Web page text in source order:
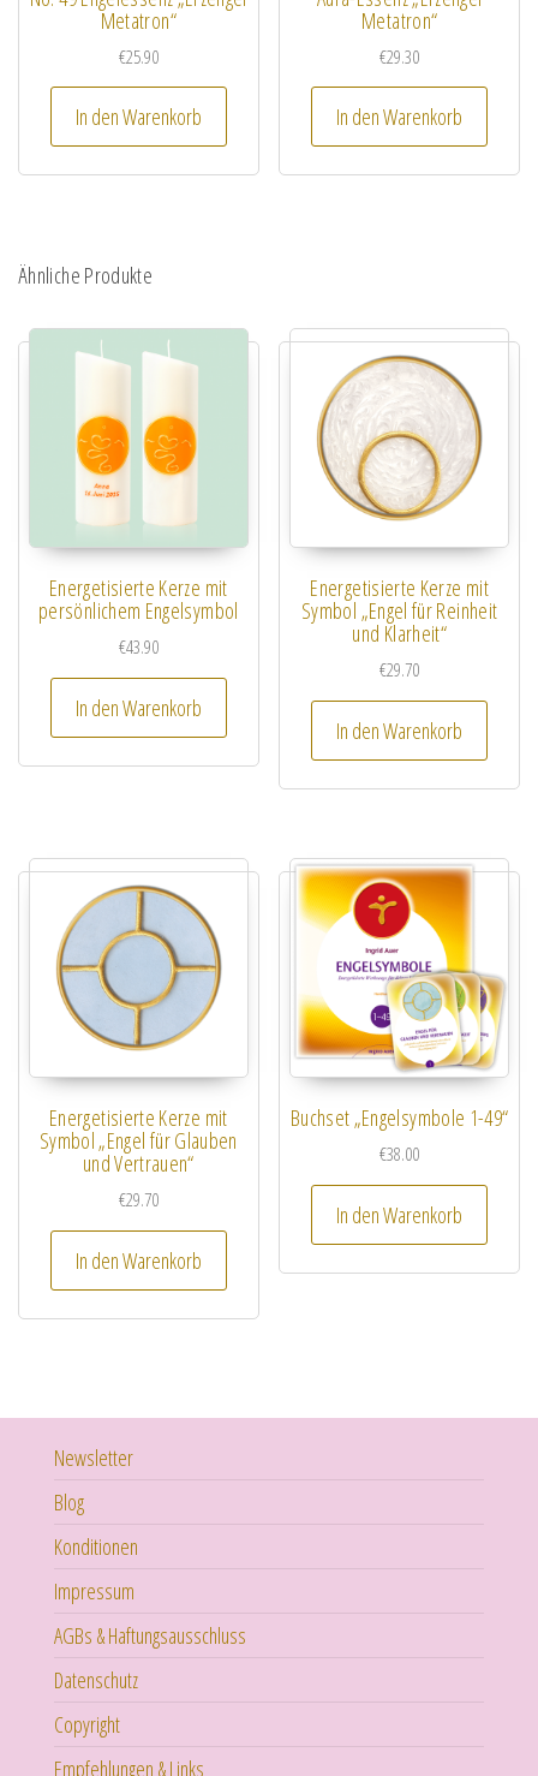
Metatron“
€25.90
In den Warenkorb
Metatron“
€29.30
In den Warenkorb
Ähnliche Produkte
Energetisierte Kerze mit
persönlichem Engelsymbol
€43.90
In den Warenkorb
Energetisierte Kerze mit
Symbol „Engel für Reinheit
und Klarheit“
€29.70
In den Warenkorb
Energetisierte Kerze mit
Symbol „Engel für Glauben
und Vertrauen“
€29.70
In den Warenkorb
Buchset „Engelsymbole 1-49“
€38.00
In den Warenkorb
Newsletter
Blog
Konditionen
Impressum
AGBs & Haftungsausschluss
Datenschutz
Copyright
Empfehlungen & Links